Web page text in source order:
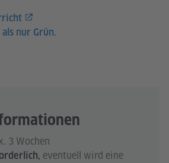
als nur Grün.
3 Wochen
eventuell wird eine